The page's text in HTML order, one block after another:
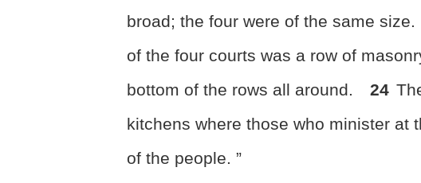
broad; the four were of the same size.
of the four courts was a row of
bottom of the rows all around.
24
kitchens where those who minister at
of the people. ”